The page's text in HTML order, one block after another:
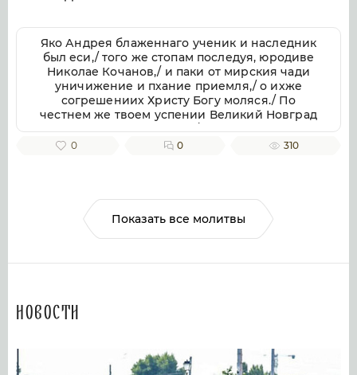
Яко Андрея блаженнаго ученик и наследник
был еси,/ того же стопам последуя, юродиве
Николае Кочанов,/ и паки от мирския чади
уничижение и пхание приемля,/ о ихже
согрешениих Христу Богу моляся./ По
честнем же твоем успении Великий Новград
имать мощи твоя в себе,/ яко неистощимое
сокровище,/ подаеши бо исцеление/ с верою
0 0 310
Показать все молитвы
Новости